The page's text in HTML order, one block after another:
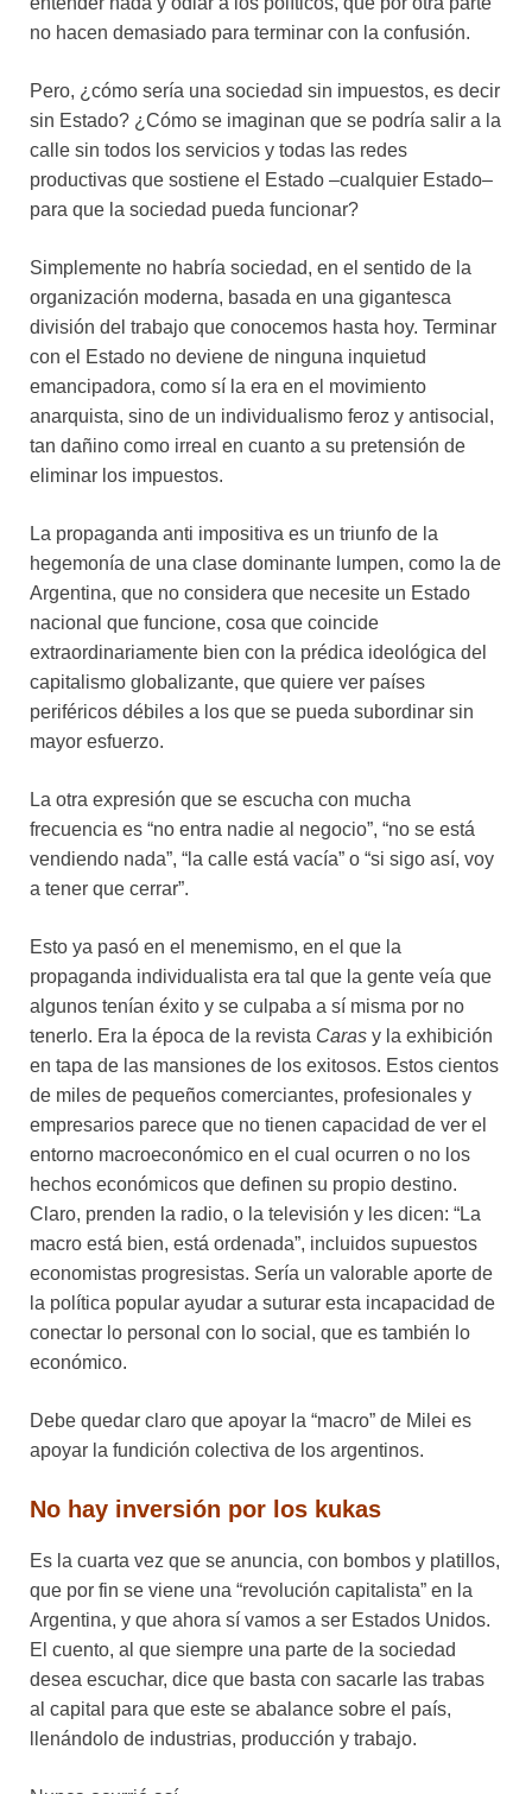
no hacen demasiado para terminar con la confusión.
Pero, ¿cómo sería una sociedad sin impuestos, es decir
sin Estado? ¿Cómo se imaginan que se podría salir a la
calle sin todos los servicios y todas las redes
productivas que sostiene el Estado –cualquier Estado–
para que la sociedad pueda funcionar?
Simplemente no habría sociedad, en el sentido de la
organización moderna, basada en una gigantesca
división del trabajo que conocemos hasta hoy. Terminar
con el Estado no deviene de ninguna inquietud
emancipadora, como sí la era en el movimiento
anarquista, sino de un individualismo feroz y antisocial,
tan dañino como irreal en cuanto a su pretensión de
eliminar los impuestos.
La propaganda anti impositiva es un triunfo de la
hegemonía de una clase dominante lumpen, como la de
Argentina, que no considera que necesite un Estado
nacional que funcione, cosa que coincide
extraordinariamente bien con la prédica ideológica del
capitalismo globalizante, que quiere ver países
periféricos débiles a los que se pueda subordinar sin
mayor esfuerzo.
La otra expresión que se escucha con mucha
frecuencia es “no entra nadie al negocio”, “no se está
vendiendo nada”, “la calle está vacía” o “si sigo así, voy
a tener que cerrar”.
Esto ya pasó en el menemismo, en el que la
propaganda individualista era tal que la gente veía que
algunos tenían éxito y se culpaba a sí misma por no
tenerlo. Era la época de la revista Caras y la exhibición
en tapa de las mansiones de los exitosos. Estos cientos
de miles de pequeños comerciantes, profesionales y
empresarios parece que no tienen capacidad de ver el
entorno macroeconómico en el cual ocurren o no los
hechos económicos que definen su propio destino.
Claro, prenden la radio, o la televisión y les dicen: “La
macro está bien, está ordenada”, incluidos supuestos
economistas progresistas. Sería un valorable aporte de
la política popular ayudar a suturar esta incapacidad de
conectar lo personal con lo social, que es también lo
económico.
Debe quedar claro que apoyar la “macro” de Milei es
apoyar la fundición colectiva de los argentinos.
No hay inversión por los kukas
Es la cuarta vez que se anuncia, con bombos y platillos,
que por fin se viene una “revolución capitalista” en la
Argentina, y que ahora sí vamos a ser Estados Unidos.
El cuento, al que siempre una parte de la sociedad
desea escuchar, dice que basta con sacarle las trabas
al capital para que este se abalance sobre el país,
llenándolo de industrias, producción y trabajo.